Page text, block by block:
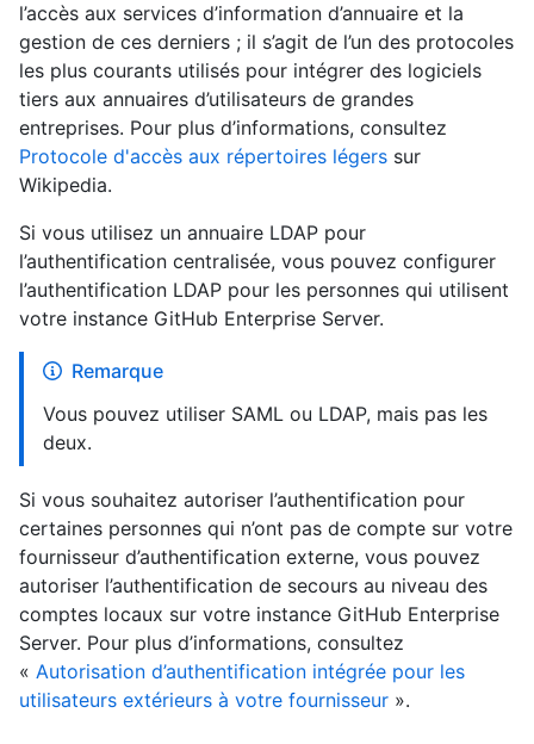
l’accès aux services d’information d’annuaire et la
gestion de ces derniers ; il s’agit de l’un des protocoles
les plus courants utilisés pour intégrer des logiciels
tiers aux annuaires d’utilisateurs de grandes
entreprises. Pour plus d’informations, consultez
Protocole d'accès aux répertoires légers sur
Wikipedia.
Si vous utilisez un annuaire LDAP pour
l’authentification centralisée, vous pouvez configurer
l’authentification LDAP pour les personnes qui utilisent
votre instance GitHub Enterprise Server.
Remarque
Vous pouvez utiliser SAML ou LDAP, mais pas les
deux.
Si vous souhaitez autoriser l’authentification pour
certaines personnes qui n’ont pas de compte sur votre
fournisseur d’authentification externe, vous pouvez
autoriser l’authentification de secours au niveau des
comptes locaux sur votre instance GitHub Enterprise
Server. Pour plus d’informations, consultez
« Autorisation d’authentification intégrée pour les
utilisateurs extérieurs à votre fournisseur ».